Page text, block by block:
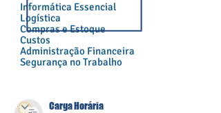
Informática Essencial
Logística
Compras e Estoque
Custos
Administração Financeira
Segurança no Trabalho
Carga Horária